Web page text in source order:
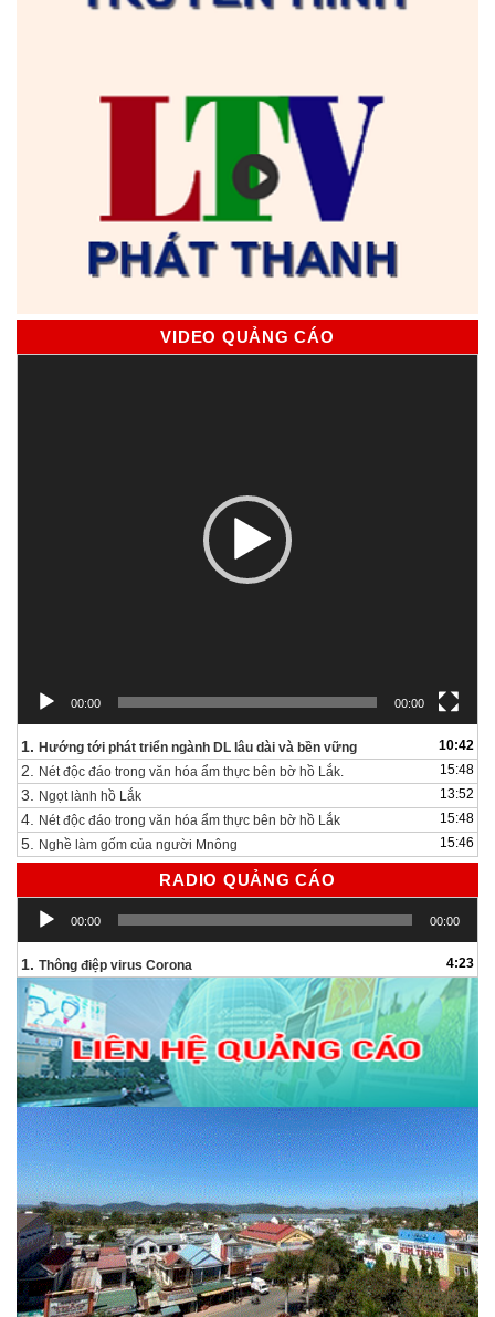
VIDEO QUẢNG CÁO
00:00 00:00
1. Hướng tới phát triển ngành DL lâu dài và bền vững 10:42
2. Nét độc đáo trong văn hóa ẩm thực bên bờ hồ Lắk. 15:48
3. Ngọt lành hồ Lắk 13:52
4. Nét độc đáo trong văn hóa ẩm thực bên bờ hồ Lắk 15:48
5. Nghề làm gốm của người Mnông 15:46
RADIO QUẢNG CÁO
Trình
chơi
00:00 00:00
1. Thông điệp virus Corona 4:23